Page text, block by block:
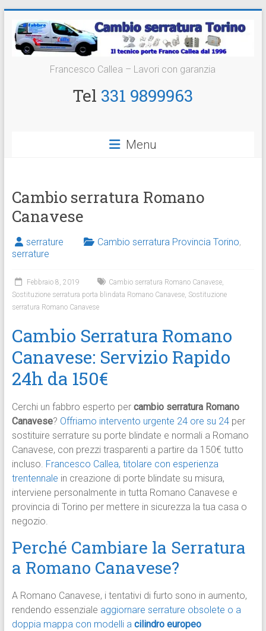
contenuto
Cambio
Serratura
Francesco Callea – Lavori con garanzia
Tel 331 9899963
Menu
Cambio serratura Romano
Canavese
serrature Cambio serratura Provincia Torino,
serrature
Febbraio 8, 2019 Cambio serratura Romano Canavese,
Sostituzione serratura porta blindata Romano Canavese, Sostituzione
serratura Romano Canavese
Cambio Serratura Romano
Canavese: Servizio Rapido
24h da 150€
Cerchi un fabbro esperto per cambio serratura Romano
Canavese? Offriamo intervento urgente 24 ore su 24per
sostituire serrature su porte blindate e normali a Romano
Canavese, con prezzi trasparenti a partire da 150€ tutto
incluso. Francesco Callea, titolare con esperienza
trentennale in creazione di porte blindate su misura,
interviene personalmente in tutta Romano Canavese e
provincia di Torino per mettere in sicurezza la tua casa o
negozio.
Perché Cambiare la Serratura
a Romano Canavese?
A Romano Canavese, i tentativi di furto sono in aumento,
rendendo essenziale aggiornare serrature obsolete o a
doppia mappa con modelli a cilindro europeo